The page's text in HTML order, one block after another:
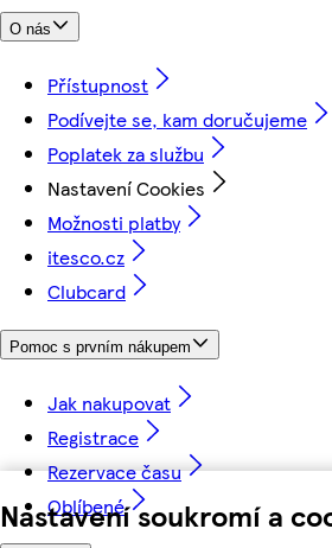
Nastavení soukromí a
O nás
Přístupnost
Podívejte se, kam doručujeme
Poplatek za službu
Nastavení Cookies
Možnosti platby
itesco.cz
Clubcard
Pomoc s prvním nákupem
Jak nakupovat
Registrace
Rezervace času
Oblíbené